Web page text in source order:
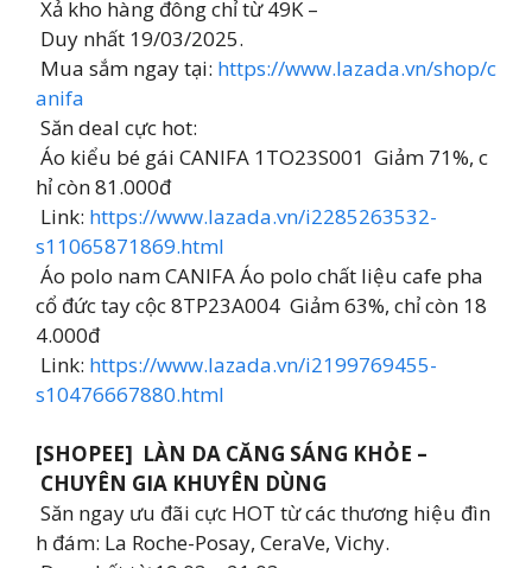
Xả kho hàng đông chỉ từ 49K –
Duy nhất 19/03/2025.
Mua sắm ngay tại: https://www.lazada.vn/shop/c
anifa
Săn deal cực hot:
Áo kiểu bé gái CANIFA 1TO23S001 Giảm 71%, c
hỉ còn 81.000đ
Link: https://www.lazada.vn/i2285263532-
s11065871869.html
Áo polo nam CANIFA Áo polo chất liệu cafe pha
cổ đức tay cộc 8TP23A004 Giảm 63%, chỉ còn 18
4.000đ
Link: https://www.lazada.vn/i2199769455-
s10476667880.html
[SHOPEE] LÀN DA CĂNG SÁNG KHỎE –
CHUYÊN GIA KHUYÊN DÙNG
Săn ngay ưu đãi cực HOT từ các thương hiệu đìn
h đám: La Roche-Posay, CeraVe, Vichy.